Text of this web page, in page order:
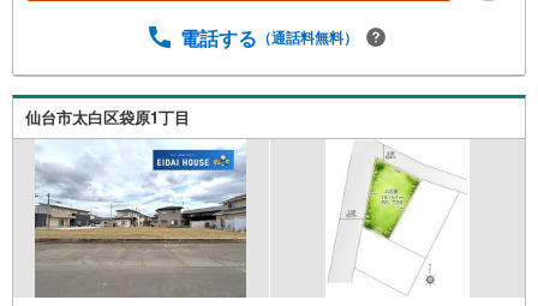
ム】など住宅に関する様々なご質問はもちろん、ご購入時
明させて頂きます。各店舗ではキッズスペースも完備！お
子様連れのご家族様で是非お越しください。営業時間:10:0
0～18:00（定休日火・水曜日※店舗により変動あり）現地の
ご案内も可能ですので、どうぞお気軽にお問い合わせくだ
さい！
電話する （通話料無料）
仙台市太白区袋原1丁目